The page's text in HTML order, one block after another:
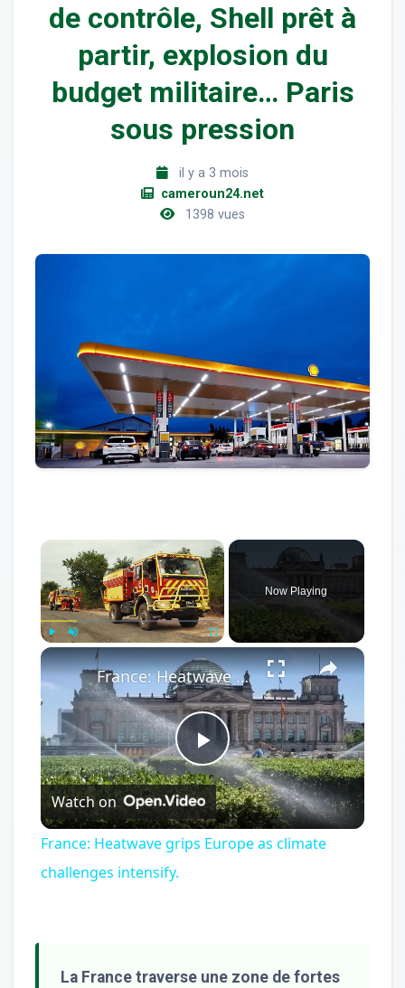
de contrôle, Shell prêt à
partir, explosion du
budget militaire… Paris
sous pression
il y a 3 mois
cameroun24.net
1398 vues
×
Unmute
Now Playing
×
Play
Video
France: Heatwave grips Europe as climate challenges intensify.
Watch on
France: Heatwave grips Europe as climate
challenges intensify.
La France traverse une zone de fortes